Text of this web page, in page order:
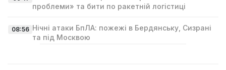
проблеми» та бити по ракетній логістиці
08:56 Нічні атаки БпЛА: пожежі в Бердянську, Сизрані
та під Москвою